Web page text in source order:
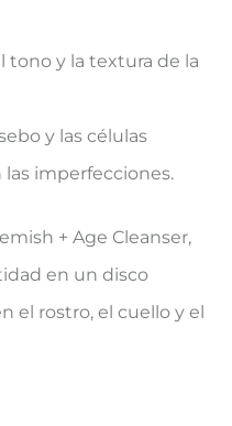
tono y la textura de la
y las células
imperfecciones.
+ Age Cleanser,
en un disco
el rostro, el cuello y el